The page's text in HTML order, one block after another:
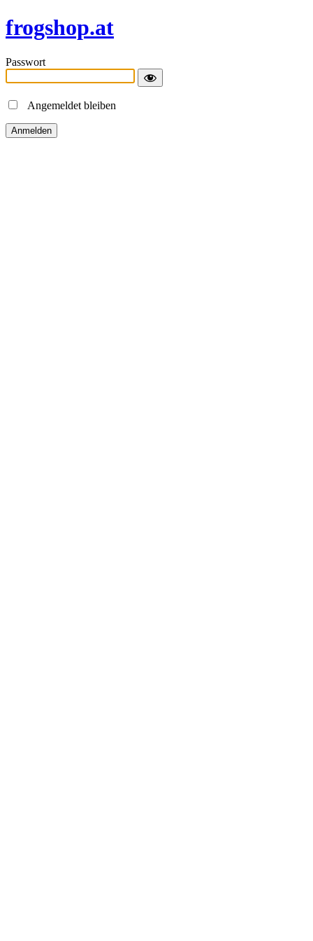
frogshop.at
Passwort
Angemeldet bleiben